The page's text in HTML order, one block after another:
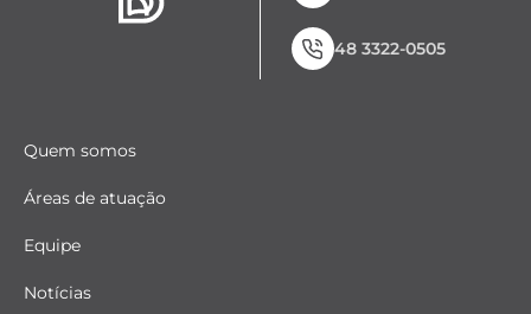
48 3322-0505
Quem somos
Áreas de atuação
Equipe
Notícias